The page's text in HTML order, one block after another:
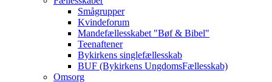
Smågrupper
Kvindeforum
Mandefællesskabet "Bøf & Bibel"
Teenaftener
Bykirkens singlefællesskab
BUF (Bykirkens UngdomsFællesskab)
Omsorg